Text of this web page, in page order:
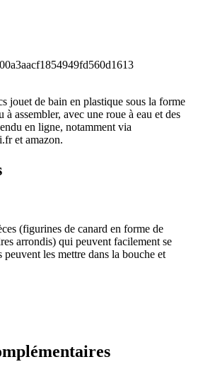
jouet de bain en plastique sous la forme
à assembler, avec une roue à eau et des
en ligne, notamment via
et amazon.
(figurines de canard en forme de
arrondis) qui peuvent facilement se
peuvent les mettre dans la bouche et